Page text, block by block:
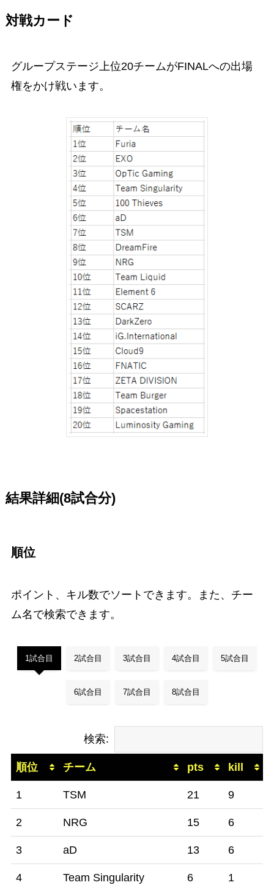
対戦カード
グループステージ上位20チームがFINALへの出場
権をかけ戦います。
結果詳細(8試合分)
順位
ポイント、キル数でソートできます。また、チー
ム名で検索できます。
1試合目 2試合目 3試合目 4試合目 5試合目
6試合目 7試合目 8試合目
検索:
順位 チーム pts kill
1 TSM 21 9
2 NRG 15 6
3 aD 13 6
4 Team Singularity 6 1